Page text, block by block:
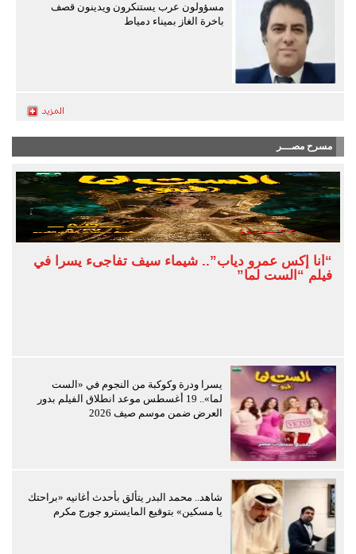
مسؤولون عرب يستنكرون ويدينون قصف
باخرة الغاز بميناء دمياط
مسرح مصـــر
“أنا إكس عمرو دياب”.. شيماء سيف تفاجىء يسرا في
فيلم “الست لما”
يسرا ودرة وكوكبة من النجوم في «الست
لما».. 19 أغسطس موعد انطلاق الفيلم بدور
العرض ضمن موسم صيف 2026
شاهد.. محمد البدر يتألق بأحدث أغانيه «براحتك
يا مسكين» بتوقيع المايسترو جورج مكرم